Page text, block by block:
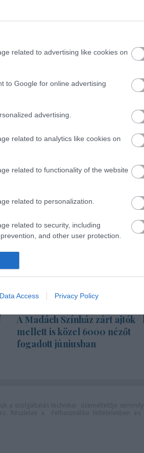
related to advertising like cookies on
to Google for online advertising
advertising.
related to analytics like cookies on
related to functionality of the website
related to personalization.
related to security, including
and other user protection.
Data Access Privacy Policy
Dunaújváros kulturális életében.
workshopok, fesztiválok
felölelő - néptánc, balett, kortárs -
meghódítása érdekében.
A Madách Színház zárt ajtók
mellett is közel 6000 nézőt
fogadott júniusban